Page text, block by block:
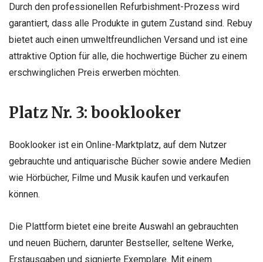
Durch den professionellen Refurbishment-Prozess wird
garantiert, dass alle Produkte in gutem Zustand sind. Rebuy
bietet auch einen umweltfreundlichen Versand und ist eine
attraktive Option für alle, die hochwertige Bücher zu einem
erschwinglichen Preis erwerben möchten.
Platz Nr. 3: booklooker
Booklooker ist ein Online-Marktplatz, auf dem Nutzer
gebrauchte und antiquarische Bücher sowie andere Medien
wie Hörbücher, Filme und Musik kaufen und verkaufen
können.
Die Plattform bietet eine breite Auswahl an gebrauchten
und neuen Büchern, darunter Bestseller, seltene Werke,
Erstausgaben und signierte Exemplare. Mit einem